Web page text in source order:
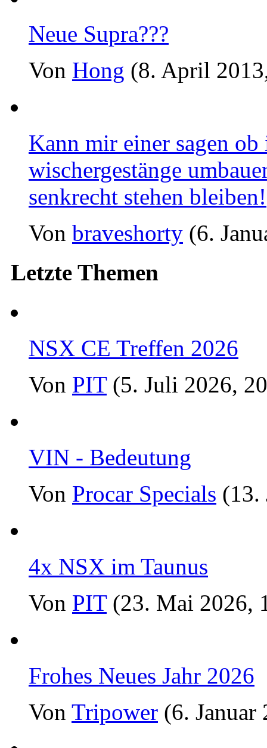
Neue Supra???
Von Hong (8. April
Kann mir einer sagen
wischergestänge
senkrecht stehen bleiben!
Von braveshorty (6.
Letzte Themen
NSX CE Treffen 2026
Von PIT (5. Juli 2026,
VIN - Bedeutung
Von Procar Specials (13.
4x NSX im Taunus
Von PIT (23. Mai 2026,
Frohes Neues Jahr 2026
Von Tripower (6. Januar